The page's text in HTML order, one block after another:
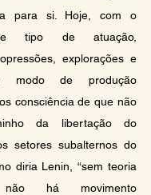
para si. Hoje, com o
tipo de atuação,
explorações e
modo de produção
consciência de que não
da libertação do
setores subalternos do
diria Lenin, “sem teoria
não há movimento